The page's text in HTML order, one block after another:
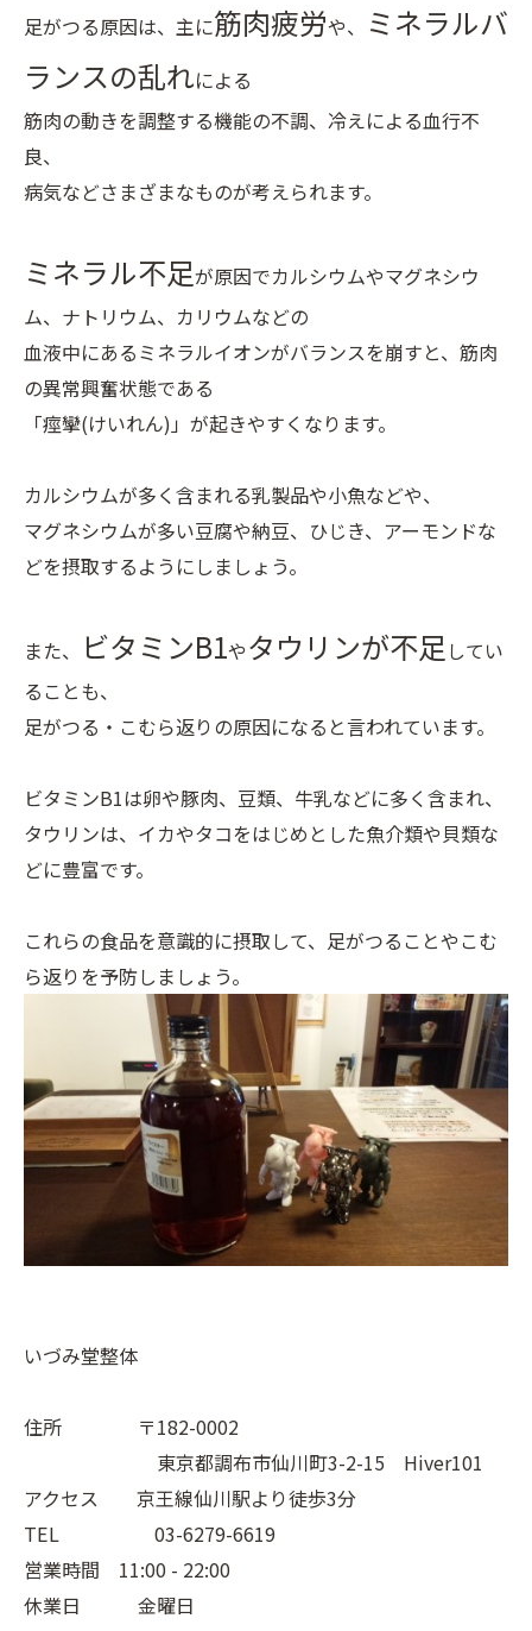
足がつる原因は、主に筋肉疲労や、 ミネラルバ
ランスの乱れによる
筋肉の動きを調整する機能の不調、冷えによる血行不
良、
病気などさまざまなものが考えられます。
ミネラル不足が原因でカルシウムやマグネシウ
ム、ナトリウム、カリウムなどの
血液中にあるミネラルイオンがバランスを崩すと、筋肉
の異常興奮状態である
「痙攣(けいれん)」が起きやすくなります。
カルシウムが多く含まれる乳製品や小魚などや、
マグネシウムが多い豆腐や納豆、ひじき、アーモンドな
どを摂取するようにしましょう。
また、 ビタミンB1やタウリンが不足 してい
ることも、
足がつる・こむら返りの原因になると言われています。
ビタミンB1は卵や豚肉、豆類、牛乳などに多く含まれ、
タウリンは、イカやタコをはじめとした魚介類や貝類な
どに豊富です。
これらの食品を意識的に摂取して、足がつることやこむ
ら返りを予防しましょう。
いづみ堂整体
住所 〒182-0002
東京都調布市仙川町3-2-15 Hiver101
アクセス 京王線仙川駅より徒歩3分
TEL 03-6279-6619
営業時間 11:00 - 22:00
休業日 金曜日